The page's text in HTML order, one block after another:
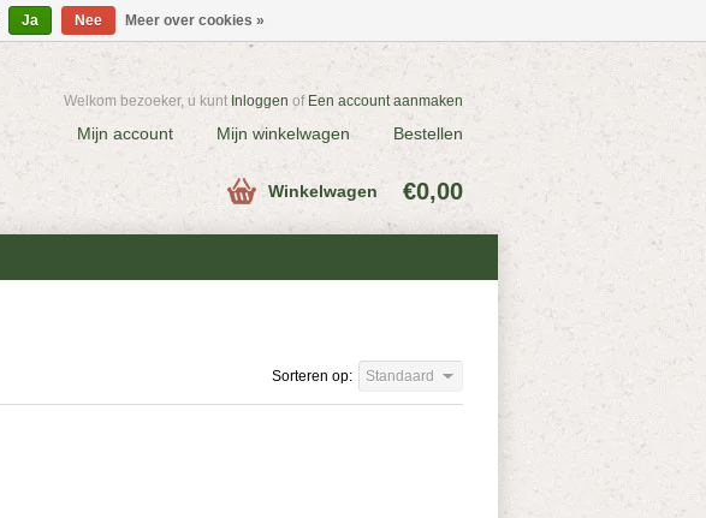
Welkom bezoeker, u kunt Inloggen of Een account aanmaken
Mijn account Mijn winkelwagen Bestellen
Winkelwagen €0,00
Sorteren op: Standaard
Ja Nee Meer over cookies »